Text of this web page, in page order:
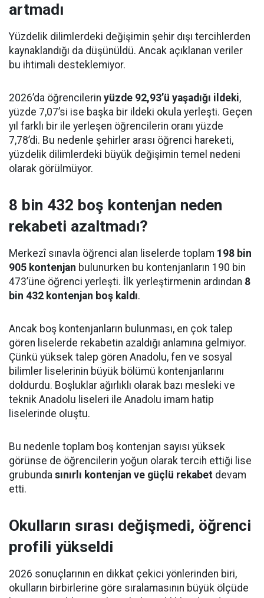
artmadı
Yüzdelik dilimlerdeki değişimin şehir dışı tercihlerden
kaynaklandığı da düşünüldü. Ancak açıklanan veriler
bu ihtimali desteklemiyor.
2026’da öğrencilerin yüzde 92,93’ü yaşadığı ildeki,
yüzde 7,07’si ise başka bir ildeki okula yerleşti. Geçen
yıl farklı bir ile yerleşen öğrencilerin oranı yüzde
7,78’di. Bu nedenle şehirler arası öğrenci hareketi,
yüzdelik dilimlerdeki büyük değişimin temel nedeni
olarak görülmüyor.
8 bin 432 boş kontenjan neden
rekabeti azaltmadı?
Merkezî sınavla öğrenci alan liselerde toplam 198 bin
905 kontenjan bulunurken bu kontenjanların 190 bin
473’üne öğrenci yerleşti. İlk yerleştirmenin ardından 8
bin 432 kontenjan boş kaldı.
Ancak boş kontenjanların bulunması, en çok talep
gören liselerde rekabetin azaldığı anlamına gelmiyor.
Çünkü yüksek talep gören Anadolu, fen ve sosyal
bilimler liselerinin büyük bölümü kontenjanlarını
doldurdu. Boşluklar ağırlıklı olarak bazı mesleki ve
teknik Anadolu liseleri ile Anadolu imam hatip
liselerinde oluştu.
Bu nedenle toplam boş kontenjan sayısı yüksek
görünse de öğrencilerin yoğun olarak tercih ettiği lise
grubunda sınırlı kontenjan ve güçlü rekabet devam
etti.
Okulların sırası değişmedi, öğrenci
profili yükseldi
2026 sonuçlarının en dikkat çekici yönlerinden biri,
okulların birbirlerine göre sıralamasının büyük ölçüde